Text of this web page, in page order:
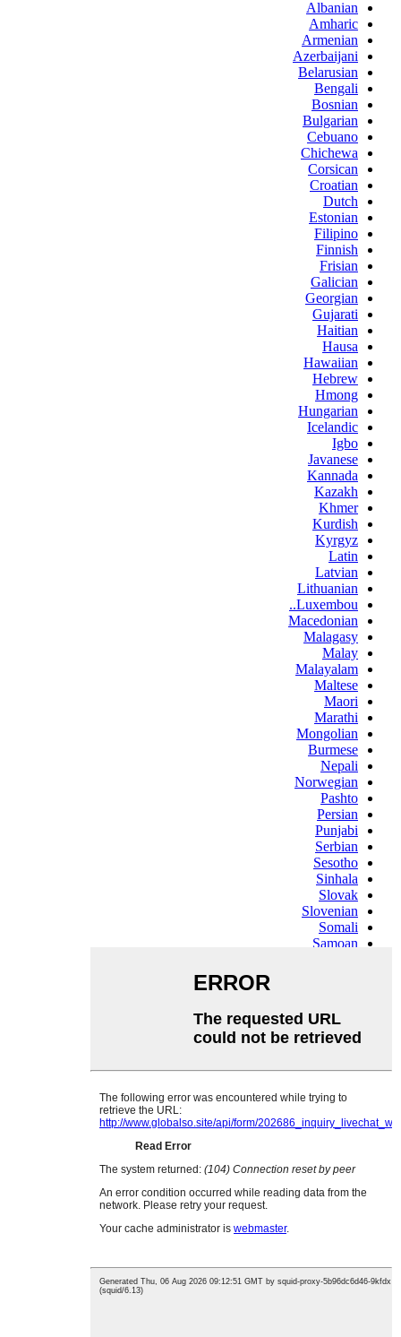
Albanian
Amharic
Armenian
Azerbaijani
Belarusian
Bengali
Bosnian
Bulgarian
Cebuano
Chichewa
Corsican
Croatian
Dutch
Estonian
Filipino
Finnish
Frisian
Galician
Georgian
Gujarati
Haitian
Hausa
Hawaiian
Hebrew
Hmong
Hungarian
Icelandic
Igbo
Javanese
Kannada
Kazakh
Khmer
Kurdish
Kyrgyz
Latin
Latvian
Lithuanian
Luxembou..
Macedonian
Malagasy
Malay
Malayalam
Maltese
Maori
Marathi
Mongolian
Burmese
Nepali
Norwegian
Pashto
Persian
Punjabi
Serbian
Sesotho
Sinhala
Slovak
Slovenian
Somali
Samoan
Swahili
Tajik
Telugu
Ukrainian
Urdu
Welsh
Xhosa
Yiddish
Tatar
Oriya